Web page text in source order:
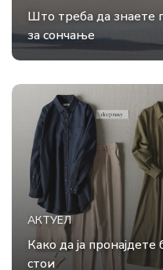
Што треба да знаете
за сончање
АКТУЕЛ
Како да ја
стои